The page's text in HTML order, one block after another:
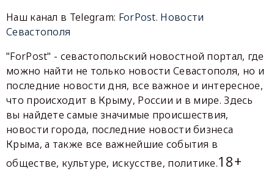
Наш канал в Telegram: ForPost. Новости
Севастополя
"ForPost" - севастопольский новостной портал, где
можно найти не только новости Севастополя, но и
последние новости дня, все важное и интересное,
что происходит в Крыму, России и в мире. Здесь
вы найдете самые значимые происшествия,
новости города, последние новости бизнеса
Крыма, а также все важнейшие события в
обществе, культуре, искусстве, политике.18+